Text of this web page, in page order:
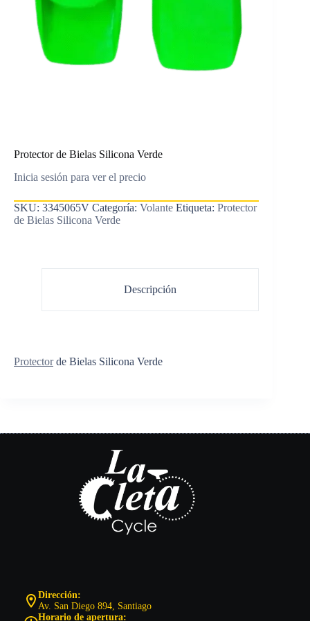
Protector de Bielas Silicona Verde
Inicia sesión para ver el precio
SKU: 3345065V Categoría: Volante Etiqueta: Protector
de Bielas Silicona Verde
Descripción
Protectorde Bielas Silicona Verde
Dirección:
Av. San Diego 894, Santiago
Horario de apertura: